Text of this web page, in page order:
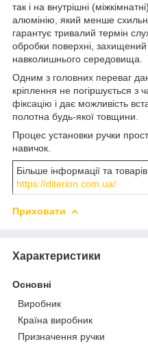
так і на внутрішні
алюмінію, який менше
гарантує тривалий термін
обробки поверхні, захищений
навколишнього середовища.
Одним з головних переваг
кріплення не погіршується з
фіксацію і дає можливість
полотна будь-якої товщини.
Процес установки ручки
навичок.
Більше інформації та
https://diterion.com.ua/
Приховати
Характеристики
Основні
Виробник
Країна виробник
Призначення ручки